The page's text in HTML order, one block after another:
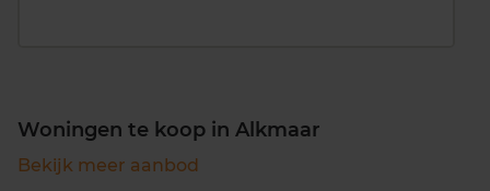
Woningen te koop in Alkmaar
Bekijk meer aanbod